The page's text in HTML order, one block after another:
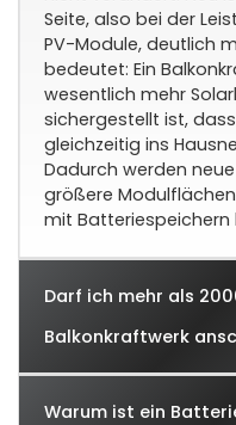
Seite, also bei der
PV-Module, deutlich
bedeutet: Ein
wesentlich mehr
sichergestellt ist,
gleichzeitig ins
Dadurch werden
größere Modulflächen
mit Batteriespeichern
Darf ich mehr als
Balkonkraftwerk
Warum ist ein